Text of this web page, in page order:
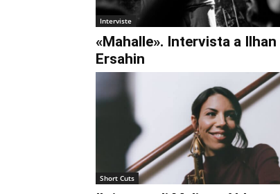
Interviste
«Mahalle». Intervista a Ilhan
Ersahin
Short Cuts